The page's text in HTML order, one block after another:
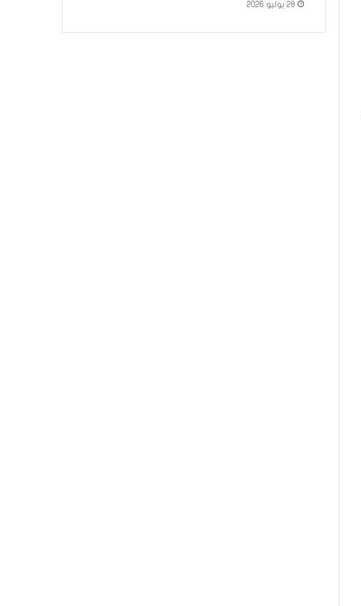
28 يوليو 2026